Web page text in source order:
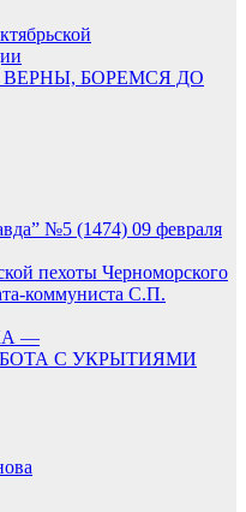
БОРЕМСЯ ДО
№5 (1474) 09 февраля
пехоты Черноморского
коммуниста С.П.
—
С УКРЫТИЯМИ